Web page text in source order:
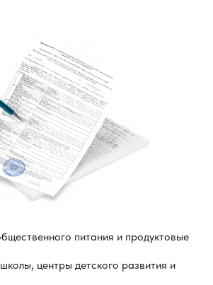
питания и продуктовые
центры детского развития и